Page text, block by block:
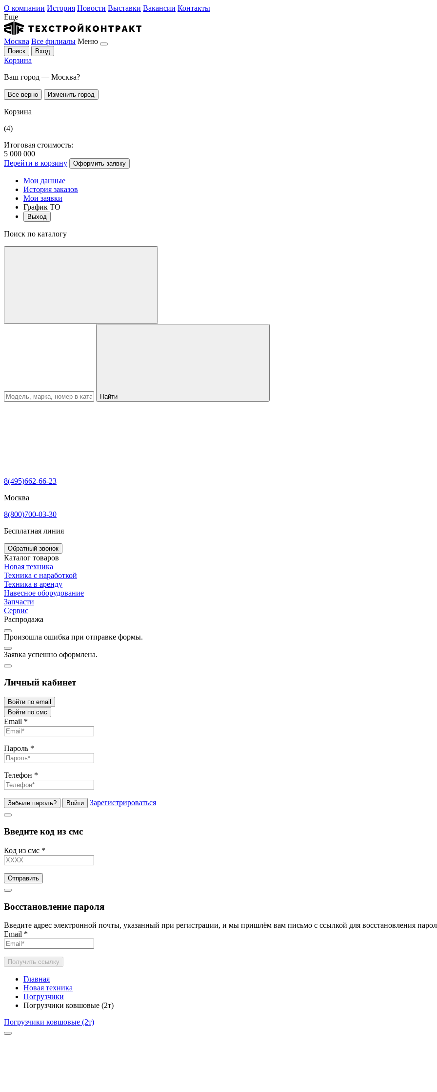
О компании История Новости Выставки Вакансии Контакты
Еще
Москва Все филиалы Меню
Поиск Вход
Корзина
Ваш город — Москва?
Все верно Изменить город
Корзина
(4)
Итоговая стоимость:
5 000 000
Перейти в корзину
Оформить заявку
Мои данные
История заказов
Мои заявки
График ТО
Выход
Поиск по каталогу
Найти
8(495)662-66-23
Москва
8(800)700-03-30
Бесплатная линия
Обратный звонок
Каталог товаров
Новая техника
Техника с наработкой
Техника в аренду
Навесное оборудование
Запчасти
Сервис
Распродажа
Произошла ошибка при отправке формы.
Заявка успешно оформлена.
Личный кабинет
Войти по email
Войти по смс
Email *
Пароль *
Телефон *
Забыли пароль? Войти Зарегистрироваться
Введите код из смс
Код из смс *
Отправить
Восстановление пароля
Введите адрес электронной почты, указанный при регистрации, и мы пришлём вам письмо с ссылкой для восстановления
Email *
Получить ссылку
Главная
Новая техника
Погрузчики
Погрузчики ковшовые (2т)
Погрузчики ковшовые (2т)